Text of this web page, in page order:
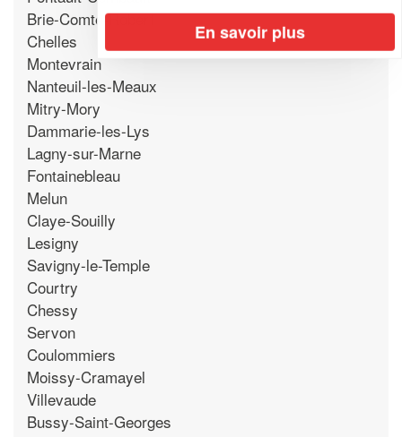
Brie-Comte-Robert
Chelles
Montevrain
Nanteuil-les-Meaux
Mitry-Mory
Dammarie-les-Lys
Lagny-sur-Marne
Fontainebleau
Melun
Claye-Souilly
Lesigny
Savigny-le-Temple
Courtry
Chessy
Servon
Coulommiers
Moissy-Cramayel
Villevaude
Bussy-Saint-Georges
En savoir plus